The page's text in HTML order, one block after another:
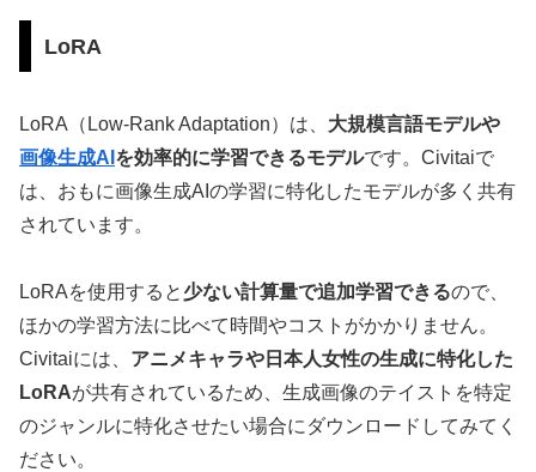
LoRA
LoRA（Low-Rank Adaptation）は、 大規模言語モデルや
画像生成AI を効率的に学習できるモデルです。Civitaiで
は、おもに画像生成AIの学習に特化したモデルが多く共有
されています。
LoRAを使用すると 少ない計算量で追加学習できるので、
ほかの学習方法に比べて時間やコストがかかりません。
Civitaiには、 アニメキャラや日本人女性の生成に特化した
LoRAが共有されているため、生成画像のテイストを特定
のジャンルに特化させたい場合にダウンロードしてみてく
ださい。